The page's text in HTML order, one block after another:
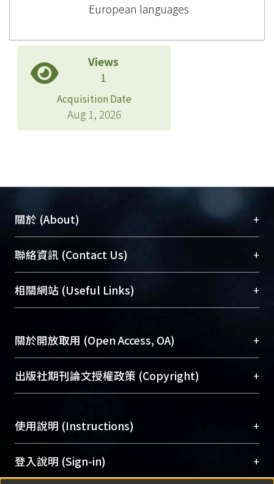
European languages
Views
1
Acquisition Date
Aug 1, 2026
關於 (About) +
臺大位居世界頂尖大學之列，為永久珍藏及向國際
展現本校豐碩的研究成果及學術能量，圖書館整合
機構典藏（NTUR）與學術庫（AH）不同功能平
台，成為臺大學術典藏NTU scholars。期能整合研
成果。
To permanently archive and promote researcher
profiles and scholarly works, Library integrates the
services of “NTU Repository” with “Academic
聯絡資訊 (Contact Us) +
總館學科館員(Main Library)
醫學圖書館學科館員(Medical Library)
Sciences Library)
相關網站 (Useful Links) +
關於開放取用 (Open Access, OA) +
開放取用是從使用者角度提升資訊取用性的社會運
動，應用在學術研究上是透過將研究著作公開供使
用逐年攀升。同時可加速研究發展、提升研究影響
Archive）平台。 （點選深入了解OA）
出版社期刊論文授權政策 (Copyright) +
含部分內容的版權非匯入者所有，或由第三方贊
助與合作完成，請確認該版權所有者及第三方同
意提供此授權。
Please represent that the submission is your
使用說明 (Instructions) +
網站簡介(Quickstart Guide)
使用手冊(Instruction Manual)
登入說明 (Sign-in) +